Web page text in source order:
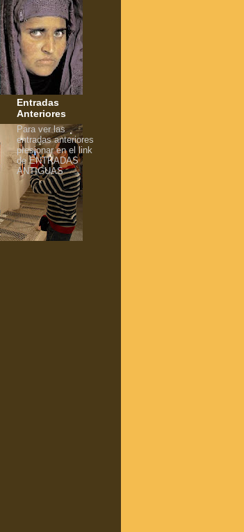
Entradas
Anteriores
Para ver las
entradas anteriores
presionar en el link
de ENTRADAS
ANTIGUAS